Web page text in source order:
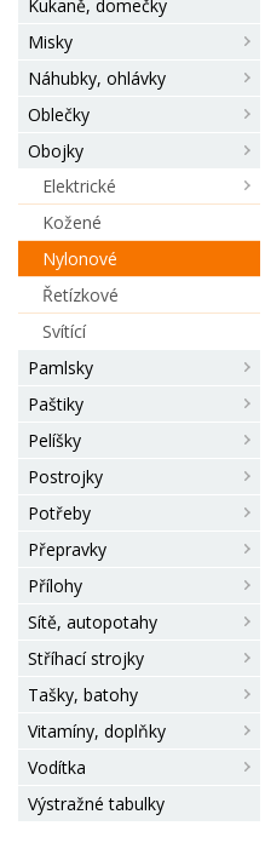
Kukaně, domečky
Misky
Náhubky, ohlávky
Oblečky
Obojky
Elektrické
Kožené
Nylonové
Řetízkové
Svítící
Pamlsky
Paštiky
Pelíšky
Postrojky
Potřeby
Přepravky
Přílohy
Sítě, autopotahy
Stříhací strojky
Tašky, batohy
Vitamíny, doplňky
Vodítka
Výstražné tabulky